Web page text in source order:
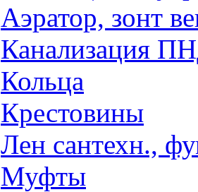
Аэратор, зонт
Канализация
Кольца
Крестовины
Лен сантехн.,
Муфты